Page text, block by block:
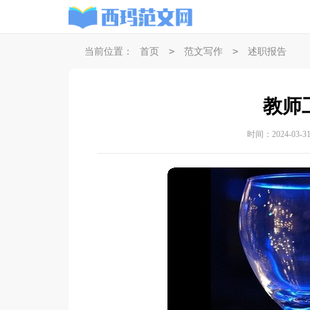
当前位置： 首页 > 范文写作 > 述职报告
教师
时间：2024-03-